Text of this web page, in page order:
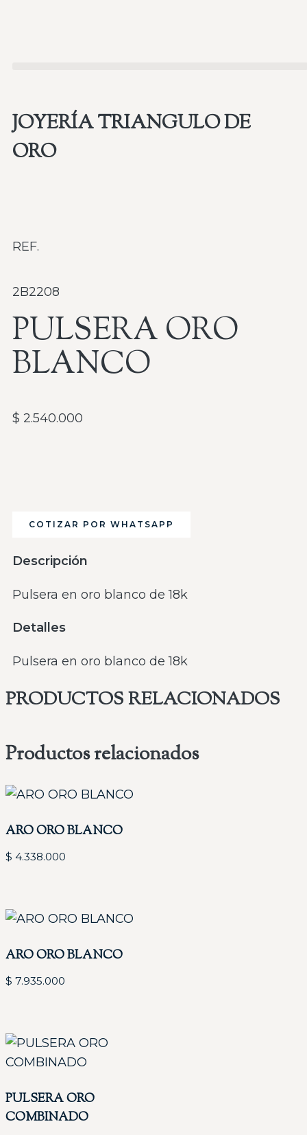
JOYERÍA TRIANGULO DE
ORO
REF.
2B2208
PULSERA ORO
BLANCO
$ 2.540.000
COTIZAR POR WHATSAPP
Descripción
Pulsera en oro blanco de 18k
Detalles
Pulsera en oro blanco de 18k
PRODUCTOS RELACIONADOS
Productos relacionados
ARO ORO BLANCO
$ 4.338.000
ARO ORO BLANCO
$ 7.935.000
PULSERA ORO
COMBINADO